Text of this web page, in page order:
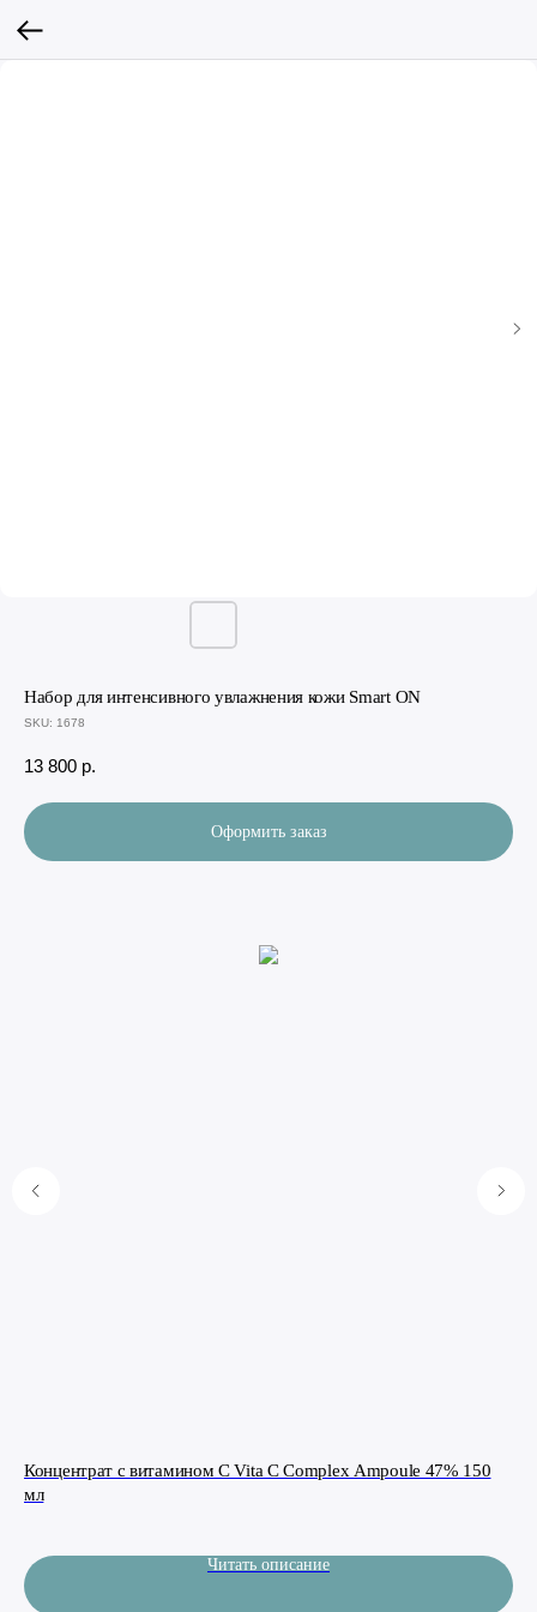
Набор для интенсивного увлажнения кожи Smart ON
SKU: 1678
13 800 р.
Оформить заказ
Концентрат с витамином С Vita C Complex Ampoule 47% 150
мл
Читать описание